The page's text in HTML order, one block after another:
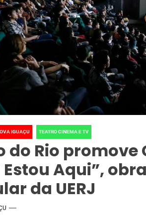
IGUAÇU TEATRO CINEMA E TV
do Rio promove
Aqui”,
da UERJ
no “Dia Brasil”
in Rio
IGUAÇU